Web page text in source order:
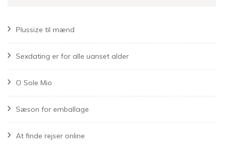
Plussize til mænd
Sexdating er for alle uanset alder
O Sole Mio
Sæson for emballage
At finde rejser online